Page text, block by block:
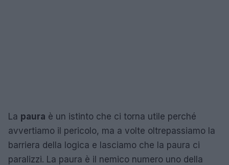
La paura è un istinto che ci torna utile perché
avvertiamo il pericolo, ma a volte oltrepassiamo la
barriera della logica e lasciamo che la paura ci
paralizzi. La paura è il nemico numero uno della